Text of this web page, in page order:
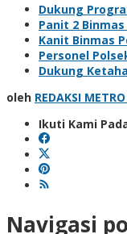
Dukung
Panit 2
Kanit Binmas
Personel
Dukung
oleh REDAKSI
Ikuti Kami
Navigasi